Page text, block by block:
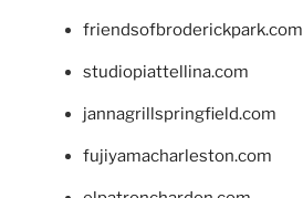
friendsofbroderickpark.com
studiopiattellina.com
jannagrillspringfield.com
fujiyamacharleston.com